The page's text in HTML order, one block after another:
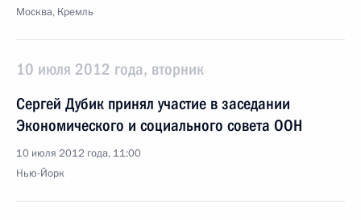
Москва, Кремль
10 июля 2012 года, вторник
Сергей Дубик принял участие в заседании
Экономического и социального совета ООН
10 июля 2012 года, 11:00
Нью-Йорк